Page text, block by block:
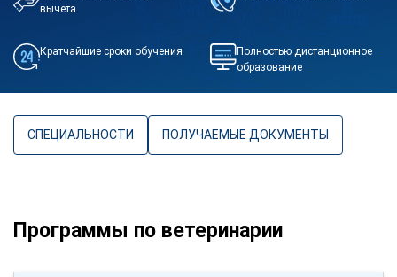
вычета
Кратчайшие сроки обучения
Полностью дистанционное
образование
СПЕЦИАЛЬНОСТИ ПОЛУЧАЕМЫЕ ДОКУМЕНТЫ
Программы по ветеринарии